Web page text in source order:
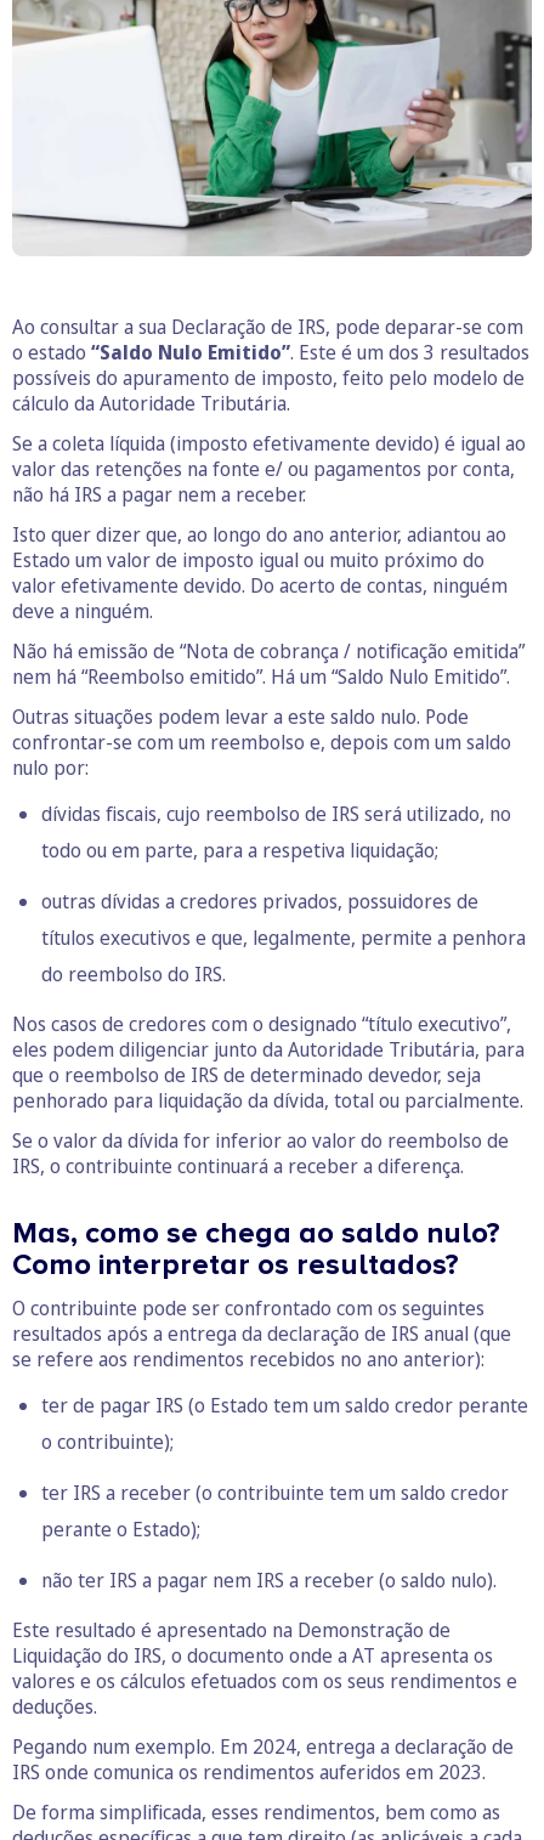
Ao consultar a sua Declaração de IRS, pode deparar-se com
o estado “Saldo Nulo Emitido”. Este é um dos 3 resultados
possíveis do apuramento de imposto, feito pelo modelo de
cálculo da Autoridade Tributária.
Se a coleta líquida (imposto efetivamente devido) é igual ao
valor das retenções na fonte e/ ou pagamentos por conta,
não há IRS a pagar nem a receber.
Isto quer dizer que, ao longo do ano anterior, adiantou ao
Estado um valor de imposto igual ou muito próximo do
valor efetivamente devido. Do acerto de contas, ninguém
deve a ninguém.
Não há emissão de “Nota de cobrança / notificação emitida”
nem há “Reembolso emitido”. Há um “Saldo Nulo Emitido”.
Outras situações podem levar a este saldo nulo. Pode
confrontar-se com um reembolso e, depois com um saldo
nulo por:
dívidas fiscais, cujo reembolso de IRS será utilizado, no
todo ou em parte, para a respetiva liquidação;
outras dívidas a credores privados, possuidores de
títulos executivos e que, legalmente, permite a penhora
do reembolso do IRS.
Nos casos de credores com o designado “título executivo”,
eles podem diligenciar junto da Autoridade Tributária, para
que o reembolso de IRS de determinado devedor, seja
penhorado para liquidação da dívida, total ou parcialmente.
Se o valor da dívida for inferior ao valor do reembolso de
IRS, o contribuinte continuará a receber a diferença.
Mas, como se chega ao saldo nulo?
Como interpretar os resultados?
O contribuinte pode ser confrontado com os seguintes
resultados após a entrega da declaração de IRS anual (que
se refere aos rendimentos recebidos no ano anterior):
ter de pagar IRS (o Estado tem um saldo credor perante
o contribuinte);
ter IRS a receber (o contribuinte tem um saldo credor
perante o Estado);
não ter IRS a pagar nem IRS a receber (o saldo nulo).
Este resultado é apresentado na Demonstração de
Liquidação do IRS, o documento onde a AT apresenta os
valores e os cálculos efetuados com os seus rendimentos e
deduções.
Pegando num exemplo. Em 2024, entrega a declaração de
IRS onde comunica os rendimentos auferidos em 2023.
De forma simplificada, esses rendimentos, bem como as